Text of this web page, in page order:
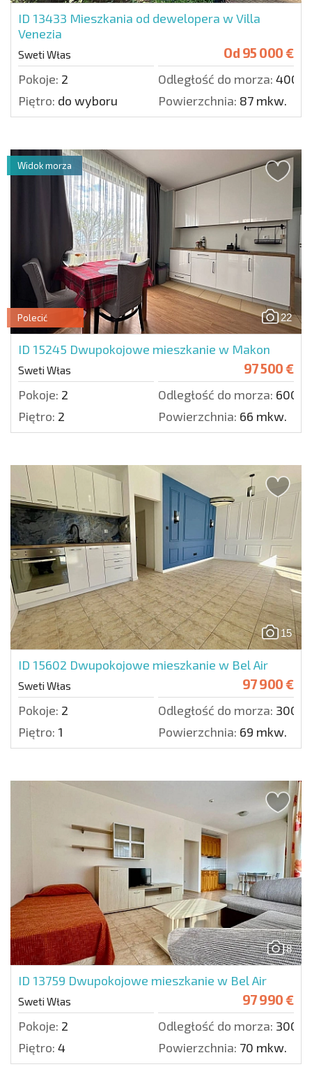
ID 13433 Mieszkania od dewelopera w Villa
Venezia
Sweti Włas Od 95 000 €
Pokoje: 2 Odległość do morza: 400
Piętro: do wyboru Powierzchnia: 87 mkw.
22
Polecić
ID 15245 Dwupokojowe mieszkanie w Makon
Sweti Włas 97 500 €
Pokoje: 2 Odległość do morza: 600
Piętro: 2 Powierzchnia: 66 mkw.
Widok morza
15
ID 15602 Dwupokojowe mieszkanie w Bel Air
Sweti Włas 97 900 €
Pokoje: 2 Odległość do morza: 300
Piętro: 1 Powierzchnia: 69 mkw.
8
ID 13759 Dwupokojowe mieszkanie w Bel Air
Sweti Włas 97 990 €
Pokoje: 2 Odległość do morza: 300
Piętro: 4 Powierzchnia: 70 mkw.